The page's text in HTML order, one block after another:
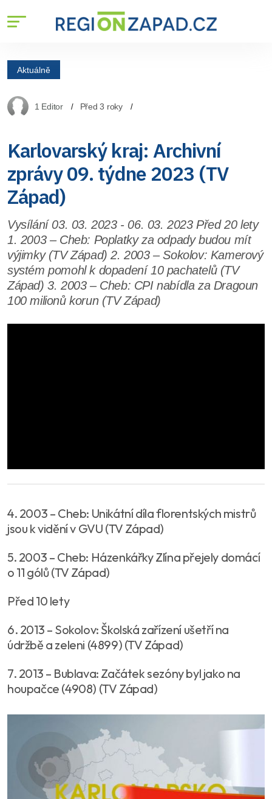
Aktuálně
1 Editor Před 3 roky
Karlovarský kraj: Archivní
zprávy 09. týdne 2023 (TV
Západ)
Vysílání 03. 03. 2023 - 06. 03. 2023 Před 20 lety
1. 2003 – Cheb: Poplatky za odpady budou mít
výjimky (TV Západ) 2. 2003 – Sokolov: Kamerový
systém pomohl k dopadení 10 pachatelů (TV
Západ) 3. 2003 – Cheb: CPI nabídla za Dragoun
100 milionů korun (TV Západ)
4. 2003 – Cheb: Unikátní díla florentských mistrů
jsou k vidění v GVU (TV Západ)
5. 2003 – Cheb: Házenkářky Zlína přejely domácí
o 11 gólů (TV Západ)
Před 10 lety
6. 2013 – Sokolov: Školská zařízení ušetří na
údržbě a zeleni (4899) (TV Západ)
7. 2013 – Bublava: Začátek sezóny byl jako na
houpačce (4908) (TV Západ)